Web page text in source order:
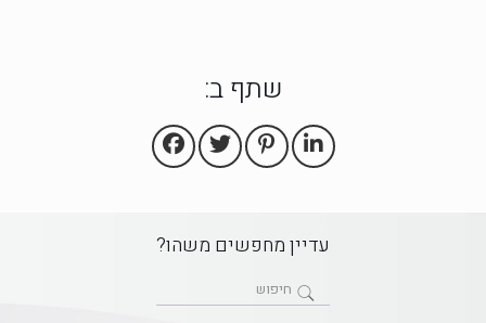
שתף ב:
עדיין מחפשים משהו?